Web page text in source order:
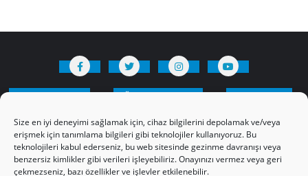
Size en iyi deneyimi sağlamak için, cihaz bilgilerini depolamak ve/veya
erişmek için tanımlama bilgileri gibi teknolojiler kullanıyoruz. Bu
teknolojileri kabul ederseniz, bu web sitesinde gezinme davranışı veya
benzersiz kimlikler gibi verileri işleyebiliriz. Onayınızı vermez veya geri
çekmezseniz, bazı özellikler ve işlevler etkilenebilir.
HAKKIMIZDA Üyelik Kuralları
Bize Yazın
Makaleler
Online Kutsal Kitap
Video Öğrencilik Dersleri
ABNSAT Türkiye – Canlı İzleyin